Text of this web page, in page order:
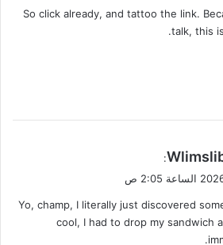
So click already, and tattoo the link.
talk, this
:
Yo, champ, I literally just discovered
cool, I had to drop my sandwich